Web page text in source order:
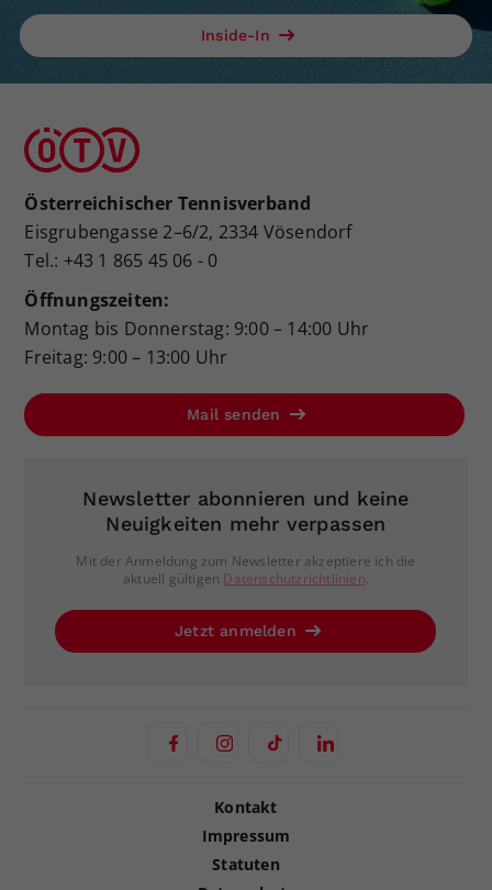
Inside-In
Österreichischer Tennisverband
Eisgrubengasse 2–6/2, 2334 Vösendorf
Tel.: +43 1 865 45 06 - 0
Öffnungszeiten:
Montag bis Donnerstag: 9:00 – 14:00 Uhr
Freitag: 9:00 – 13:00 Uhr
Mail senden
Newsletter abonnieren und keine
Neuigkeiten mehr verpassen
Mit der Anmeldung zum Newsletter akzeptiere ich die
aktuell gültigen Datenschutzrichtlinien.
Jetzt anmelden
Kontakt
Impressum
Statuten